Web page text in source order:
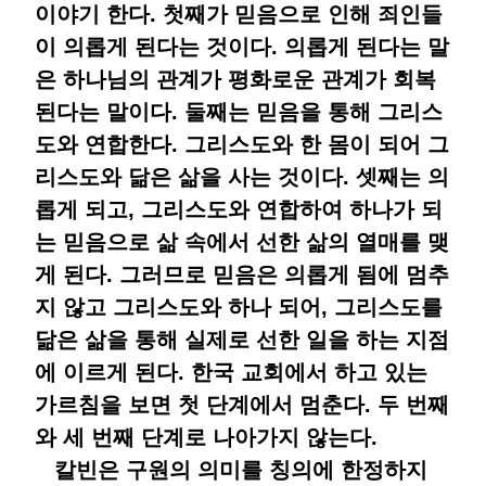
이야기 한다. 첫째가 믿음으로 인해 죄인들
이 의롭게 된다는 것이다. 의롭게 된다는 말
은 하나님의 관계가 평화로운 관계가 회복
된다는 말이다. 둘째는 믿음을 통해 그리스
도와 연합한다. 그리스도와 한 몸이 되어 그
리스도와 닮은 삶을 사는 것이다. 셋째는 의
롭게 되고, 그리스도와 연합하여 하나가 되
는 믿음으로 삶 속에서 선한 삶의 열매를 맺
게 된다. 그러므로 믿음은 의롭게 됨에 멈추
지 않고 그리스도와 하나 되어, 그리스도를
닮은 삶을 통해 실제로 선한 일을 하는 지점
에 이르게 된다. 한국 교회에서 하고 있는
가르침을 보면 첫 단계에서 멈춘다. 두 번째
와 세 번째 단계로 나아가지 않는다.
칼빈은 구원의 의미를 칭의에 한정하지